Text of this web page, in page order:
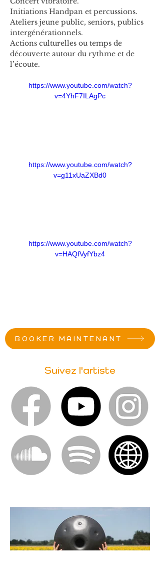
Initiations Handpan et percussions.
Ateliers jeune public, seniors, publics
intergénérationnels.
Actions culturelles ou temps de
découverte autour du rythme et de
l’écoute.
https://www.youtube.com/watch?
v=4YhF7ILAgPc
https://www.youtube.com/watch?
v=g11xUaZXBd0
https://www.youtube.com/watch?
v=HAQfVyfYbz4
BOOKER MAINTENANT
Suivez l'artiste